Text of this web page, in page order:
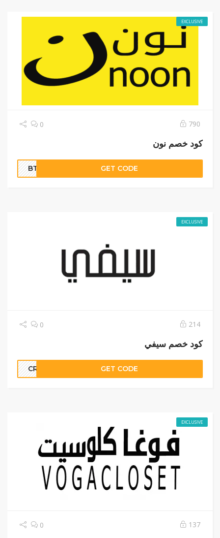
EXCLUSIVE
790
0
كود خصم نون
GET CODE
EXCLUSIVE
214
0
كود خصم سيفي
GET CODE
EXCLUSIVE
137
0